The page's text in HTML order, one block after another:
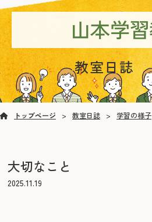
教室日誌
トップページ 教室日誌 学習の様子
大切なこと
2025.11.19